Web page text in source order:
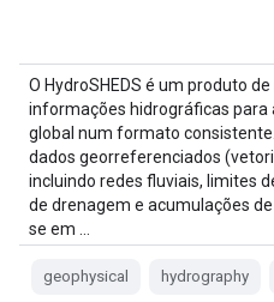
O HydroSHEDS é um produto
informações hidrográficas para
global num formato
dados georreferenciados
incluindo redes fluviais, limites
de drenagem e acumulações
se em …
geophysical hydrography